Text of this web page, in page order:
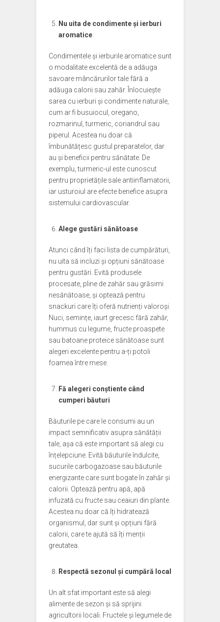
Nu uita de condimente și ierburi
aromatice
Condimentele și ierburile aromatice sunt
o modalitate excelentă de a adăuga
savoare mâncărurilor tale fără a
adăuga calorii sau zahăr. Înlocuiește
sarea cu ierburi și condimente naturale,
cum ar fi busuiocul, oregano,
rozmarinul, turmeric, coriandrul sau
piperul. Acestea nu doar că
îmbunătățesc gustul preparatelor, dar
au și beneficii pentru sănătate. De
exemplu, turmeric-ul este cunoscut
pentru proprietățile sale antiinflamatorii,
iar usturoiul are efecte benefice asupra
sistemului cardiovascular.
Alege gustări sănătoase
Atunci când îți faci lista de cumpărături,
nu uita să incluzi și opțiuni sănătoase
pentru gustări. Evită produsele
procesate, pline de zahăr sau grăsimi
nesănătoase, și optează pentru
snackuri care îți oferă nutrienți valoroși.
Nuci, semințe, iaurt grecesc fără zahăr,
hummus cu legume, fructe proaspete
sau batoane proteice sănătoase sunt
alegeri excelente pentru a-ți potoli
foamea între mese.
Fă alegeri conștiente când
cumperi băuturi
Băuturile pe care le consumi au un
impact semnificativ asupra sănătății
tale, așa că este important să alegi cu
înțelepciune. Evită băuturile îndulcite,
sucurile carbogazoase sau băuturile
energizante care sunt bogate în zahăr și
calorii. Optează pentru apă, apă
infuzată cu fructe sau ceaiuri din plante.
Acestea nu doar că îți hidratează
organismul, dar sunt și opțiuni fără
calorii, care te ajută să îți menții
greutatea.
Respectă sezonul și cumpără local
Un alt sfat important este să alegi
alimente de sezon și să sprijini
agricultorii locali. Fructele și legumele de